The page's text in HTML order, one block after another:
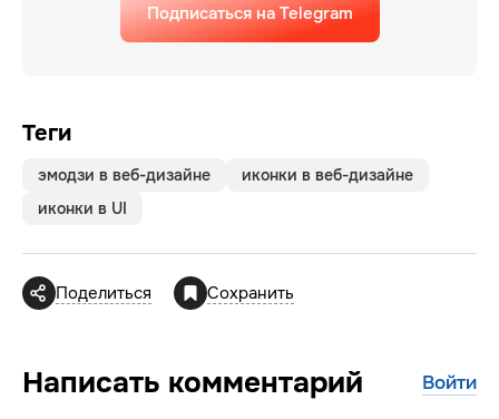
Подписаться на Telegram
Теги
эмодзи в веб-дизайне
иконки в веб-дизайне
иконки в UI
Поделиться Сохранить
Написать комментарий Войти